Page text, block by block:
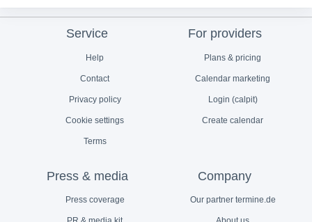
Service
Help
Contact
Privacy policy
Cookie settings
Terms
For providers
Plans & pricing
Calendar marketing
Login (calpit)
Create calendar
Press & media
Press coverage
Company
Our partner termine.de